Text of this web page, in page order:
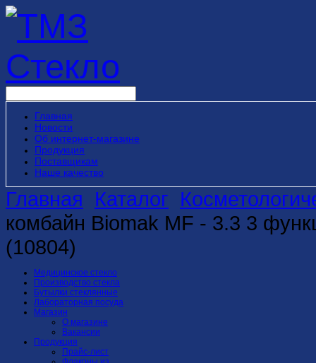
Главная
Новости
Об интернет-магазине
Продукция
Поставщикам
Наше качество
Главная Каталог
комбайн Biomak MF - 3.3 3
(10804)
Медицинское стекло
Производство стекла
Бутылки стеклянные
Лабораторная посуда
Магазин
О магазине
Вакансии
Продукция
Прайс-лист